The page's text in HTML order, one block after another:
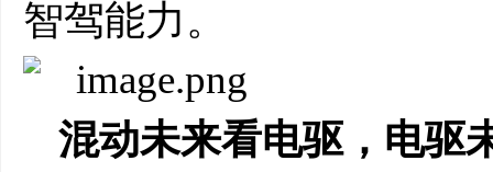
智驾能力。
混动未来看电驱，电驱